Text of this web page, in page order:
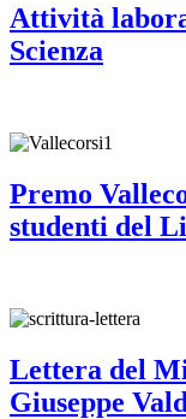
Attività
Scienza
Premo
studenti del
Lettera del
Giuseppe